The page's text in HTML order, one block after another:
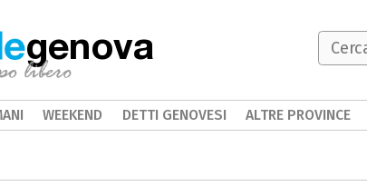
genova
WEEKEND DETTI GENOVESI ALTRE PROVINCE